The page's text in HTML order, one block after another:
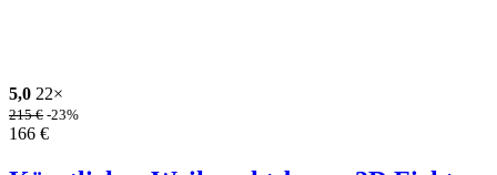
5,0 22×
215€ -23%
166 €